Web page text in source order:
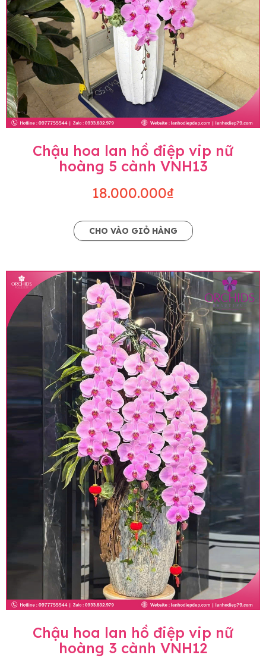
Chậu hoa lan hồ điệp vip nữ
hoàng 5 cành VNH13
18.000.000₫
CHO VÀO GIỎ HÀNG
Chậu hoa lan hồ điệp vip nữ
hoàng 3 cành VNH12